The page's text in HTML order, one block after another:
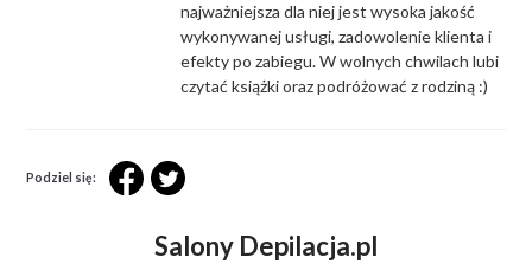
najważniejsza dla niej jest wysoka jakość
wykonywanej usługi, zadowolenie klienta i
efekty po zabiegu. W wolnych chwilach lubi
czytać książki oraz podróżować z rodziną :)
Podziel się:
Salony Depilacja.pl